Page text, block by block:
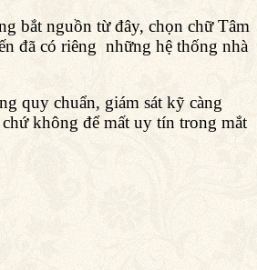
bắt nguồn từ đây, chọn chữ Tâm
đã có riêng những hệ thống nhà
quy chuẩn, giám sát kỹ càng
không để mất uy tín trong mắt